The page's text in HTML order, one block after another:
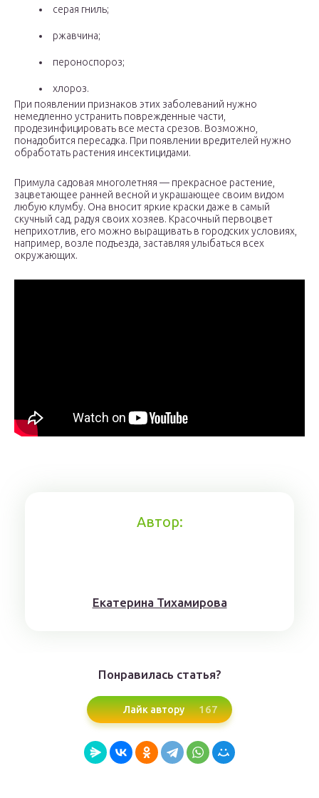
серая гниль;
ржавчина;
пероноспороз;
хлороз.
При появлении признаков этих заболеваний нужно
немедленно устранить поврежденные части,
продезинфицировать все места срезов. Возможно,
понадобится пересадка. При появлении вредителей нужно
обработать растения инсектицидами.
Примула садовая многолетняя — прекрасное растение,
зацветающее ранней весной и украшающее своим видом
любую клумбу. Она вносит яркие краски даже в самый
скучный сад, радуя своих хозяев. Красочный первоцвет
неприхотлив, его можно выращивать в городских условиях,
например, возле подъезда, заставляя улыбаться всех
окружающих.
Автор:
Eкaтерина Тихaмировa
Понравилась статья?
Лайк автору 167